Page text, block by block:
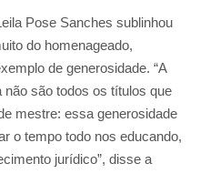
Pose Sanches sublinhou
do homenageado,
de generosidade. “A
não são todos os títulos que
mestre: essa generosidade
o tempo todo nos educando,
jurídico”, disse a